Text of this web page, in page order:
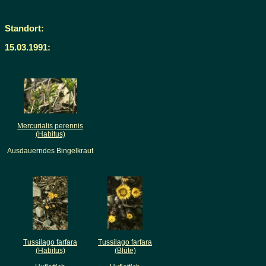
Standort:
15.03.1991:
Mercurialis perennis
(Habitus)
Ausdauerndes Bingelkraut
Tussilago farfara
(Habitus)
Tussilago farfara
(Blüte)